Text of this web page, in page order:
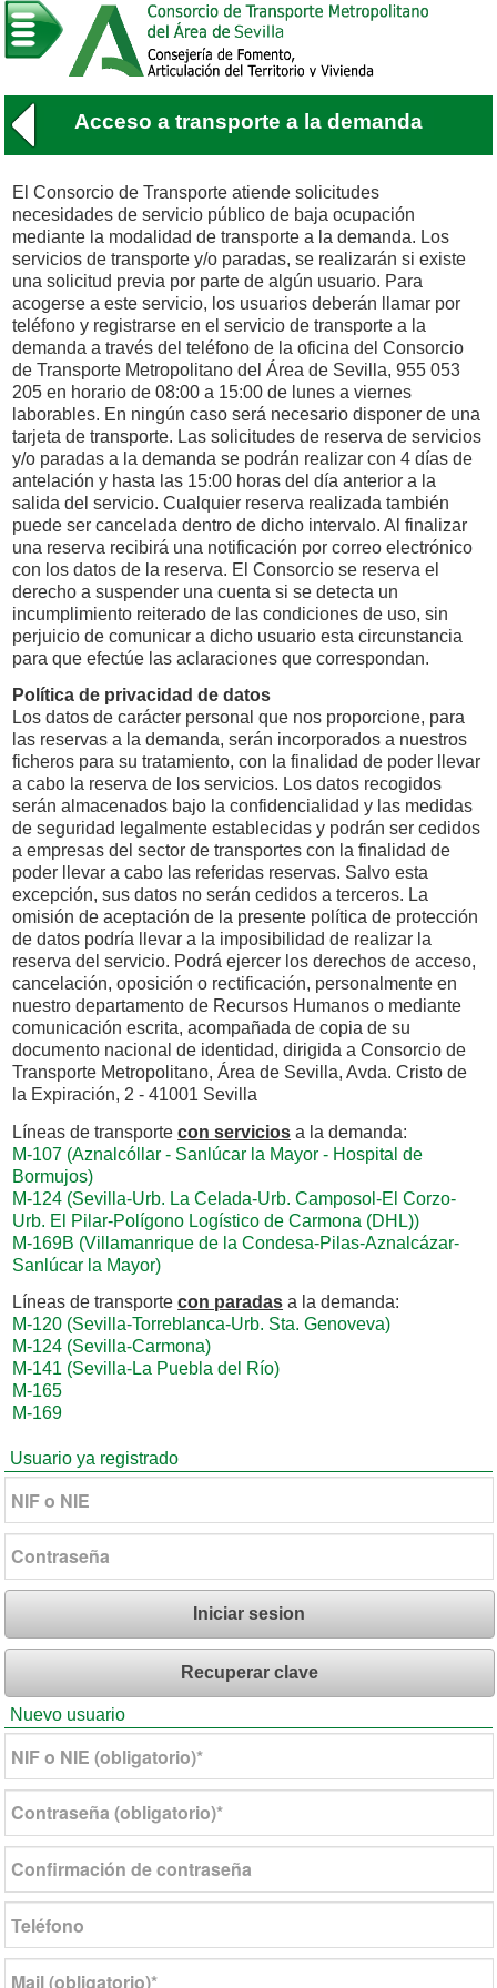
Acceso a transporte a la demanda
El Consorcio de Transporte atiende solicitudes
necesidades de servicio público de baja ocupación
mediante la modalidad de transporte a la demanda. Los
servicios de transporte y/o paradas, se realizarán si existe
una solicitud previa por parte de algún usuario. Para
acogerse a este servicio, los usuarios deberán llamar por
teléfono y registrarse en el servicio de transporte a la
demanda a través del teléfono de la oficina del Consorcio
de Transporte Metropolitano del Área de Sevilla, 955 053
205 en horario de 08:00 a 15:00 de lunes a viernes
laborables. En ningún caso será necesario disponer de una
tarjeta de transporte. Las solicitudes de reserva de servicios
y/o paradas a la demanda se podrán realizar con 4 días de
antelación y hasta las 15:00 horas del día anterior a la
salida del servicio. Cualquier reserva realizada también
puede ser cancelada dentro de dicho intervalo. Al finalizar
una reserva recibirá una notificación por correo electrónico
con los datos de la reserva. El Consorcio se reserva el
derecho a suspender una cuenta si se detecta un
incumplimiento reiterado de las condiciones de uso, sin
perjuicio de comunicar a dicho usuario esta circunstancia
para que efectúe las aclaraciones que correspondan.
Política de privacidad de datos
Los datos de carácter personal que nos proporcione, para
las reservas a la demanda, serán incorporados a nuestros
ficheros para su tratamiento, con la finalidad de poder llevar
a cabo la reserva de los servicios. Los datos recogidos
serán almacenados bajo la confidencialidad y las medidas
de seguridad legalmente establecidas y podrán ser cedidos
a empresas del sector de transportes con la finalidad de
poder llevar a cabo las referidas reservas. Salvo esta
excepción, sus datos no serán cedidos a terceros. La
omisión de aceptación de la presente política de protección
de datos podría llevar a la imposibilidad de realizar la
reserva del servicio. Podrá ejercer los derechos de acceso,
cancelación, oposición o rectificación, personalmente en
nuestro departamento de Recursos Humanos o mediante
comunicación escrita, acompañada de copia de su
documento nacional de identidad, dirigida a Consorcio de
Transporte Metropolitano, Área de Sevilla, Avda. Cristo de
la Expiración, 2 - 41001 Sevilla
Líneas de transportecon servicios a la demanda:
M-107 (Aznalcóllar - Sanlúcar la Mayor - Hospital de
Bormujos)
M-124 (Sevilla-Urb. La Celada-Urb. Camposol-El Corzo-
Urb. El Pilar-Polígono Logístico de Carmona (DHL))
M-169B (Villamanrique de la Condesa-Pilas-Aznalcázar-
Sanlúcar la Mayor)
Líneas de transportecon paradas a la demanda:
M-120 (Sevilla-Torreblanca-Urb. Sta. Genoveva)
M-124 (Sevilla-Carmona)
M-141 (Sevilla-La Puebla del Río)
M-165
M-169
Usuario ya registrado
Iniciar sesion
Recuperar clave
Nuevo usuario